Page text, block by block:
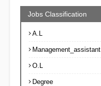
Jobs Classification
A.L
Management_assistant
O.L
Degree